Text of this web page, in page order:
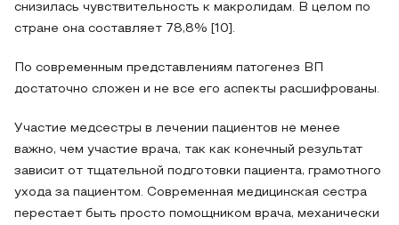
снизилась чувствительность к макролидам. В целом по
стране она составляет 78,8% [10].
По современным представлениям патогенез ВП
достаточно сложен и не все его аспекты расшифрованы.
Участие медсестры в лечении пациентов не менее
важно, чем участие врача, так как конечный результат
зависит от тщательной подготовки пациента, грамотного
ухода за пациентом. Современная медицинская сестра
перестает быть просто помощником врача, механически